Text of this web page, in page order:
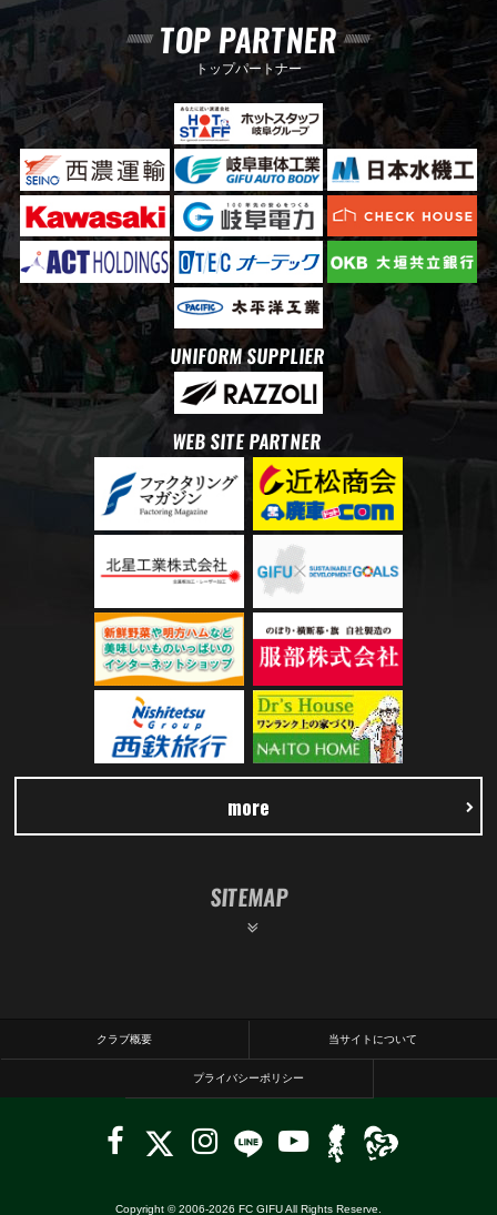
TOP PARTNER
トップパートナー
UNIFORM SUPPLIER
WEB SITE PARTNER
more
SITEMAP
クラブ概要 当サイトについて
プライバシーポリシー
Copyright © 2006-2026 FC GIFU All Rights Reserve.